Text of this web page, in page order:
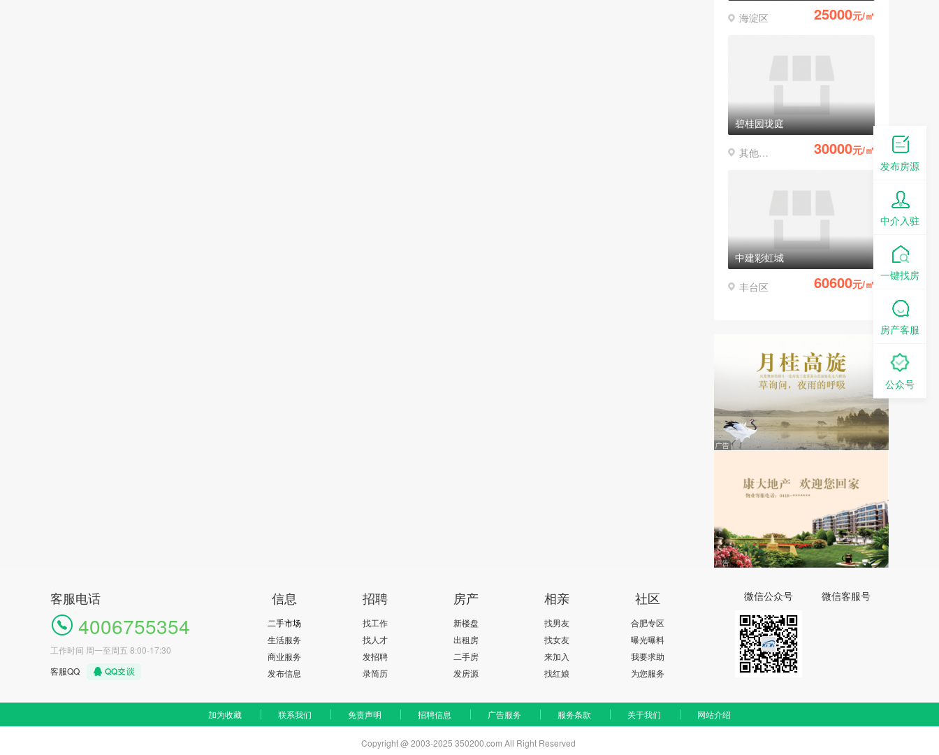
海淀区 25000元/㎡
碧桂园珑庭
其他区县 30000元/㎡
中建彩虹城
丰台区 60600元/㎡
客服电话
4006755354
工作时间 周一至周五 8:00-17:30
客服QQ
信息
二手市场
生活服务
商业服务
发布信息
招聘
找工作
找人才
发招聘
录简历
房产
新楼盘
出租房
二手房
发房源
相亲
找男友
找女友
来加入
找红娘
社区
合肥专区
曝光曝料
我要求助
为您服务
微信公众号 微信客服号
加为收藏 联系我们 免责声明 招聘信息 广告服务 服务条款 关于我们 网站介绍
Copyright @ 2003-2025 350200.com All Right Reserved
发布房源
中介入驻
一键找房
房产客服
公众号